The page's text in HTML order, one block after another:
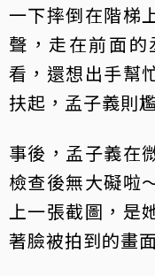
一下摔倒在階梯
聲，走在前面的
看，還想出手幫
扶起，孟子義則
事後，孟子義在
檢查後無大礙啦
上一張截圖，是
著臉被拍到的畫